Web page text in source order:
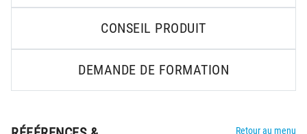
CONSEIL PRODUIT
DEMANDE DE FORMATION
Retour au menu